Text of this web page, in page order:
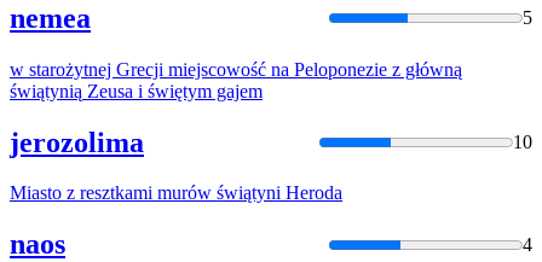
nemea 5
w starożytnej Grecji miejscowość na Peloponezie z główną
świątynią Zeusa i świętym gajem
jerozolima 10
Miasto z resztkami murów świątyni Heroda
naos 4